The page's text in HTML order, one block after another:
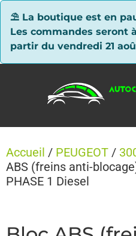
⛱ La boutique est en
Les commandes seront
partir du vendredi 21
Accueil / PEUGEOT /
ABS (freins anti-
PHASE 1 Diesel
Panneau de gestion